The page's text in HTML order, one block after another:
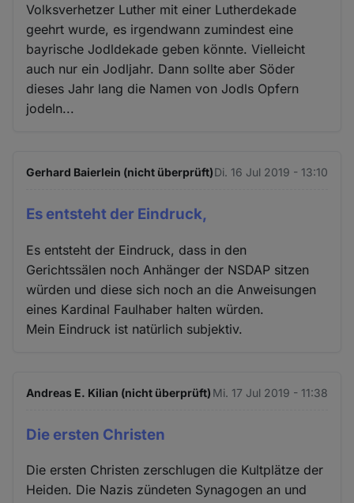
Volksverhetzer Luther mit einer Lutherdekade
geehrt wurde, es irgendwann zumindest eine
bayrische Jodldekade geben könnte. Vielleicht
auch nur ein Jodljahr. Dann sollte aber Söder
dieses Jahr lang die Namen von Jodls Opfern
jodeln...
Gerhard Baierlein (nicht überprüft)Di. 16 Jul 2019 - 13:10
Es entsteht der Eindruck,
Es entsteht der Eindruck, dass in den
Gerichtssälen noch Anhänger der NSDAP sitzen
würden und diese sich noch an die Anweisungen
eines Kardinal Faulhaber halten würden.
Mein Eindruck ist natürlich subjektiv.
Andreas E. Kilian (nicht überprüft) Mi. 17 Jul 2019 - 11:38
Die ersten Christen
Die ersten Christen zerschlugen die Kultplätze der
Heiden. Die Nazis zündeten Synagogen an und